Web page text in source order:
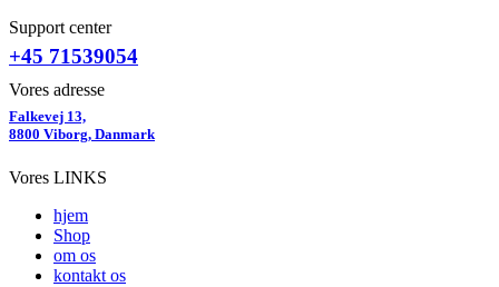
Support center
+45 71539054
Vores adresse
Falkevej 13,
8800 Viborg, Danmark
Vores LINKS
hjem
Shop
om os
kontakt os